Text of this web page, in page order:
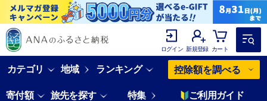
ログイン 新規登録 カート
カテゴリ 地域 ランキング 控除額を調べる
寄付額 旅先を探す 特集 ご利用ガイド